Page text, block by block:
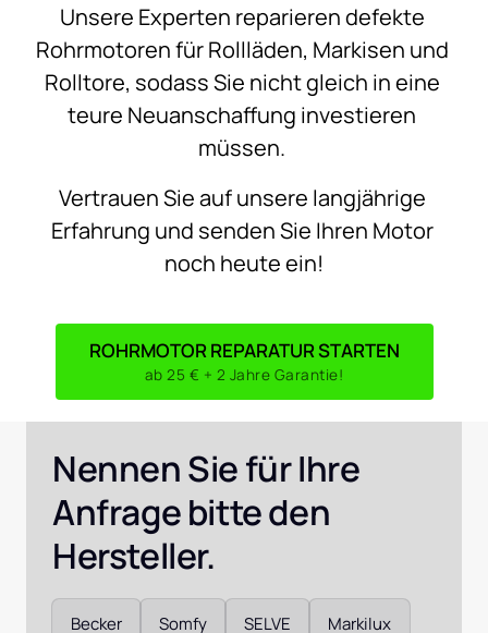
Unsere Experten reparieren
Rohrmotoren für Rollläden, Markisen
Rolltore, sodass Sie nicht gleich in
teure Neuanschaffung
müssen.
Vertrauen Sie auf unsere
Erfahrung und senden Sie Ihren
Motor
noch heute ein!
ROHRMOTOR REPARATUR STARTEN
ab 25 € + 2 Jahre Garantie!
Nennen Sie für Ihre
Anfrage bitte den
Hersteller.
Auswählen
Becker Somfy SELVE Markilux